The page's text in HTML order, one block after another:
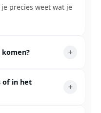
precies weet wat je
of in het